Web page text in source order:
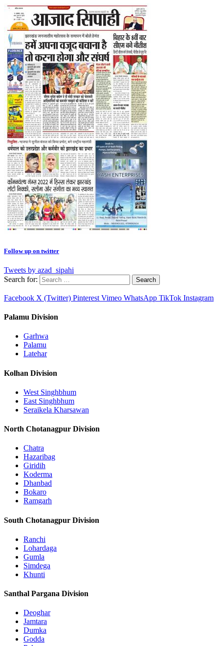
Follow up on twitter
Tweets by azad_sipahi
Search for:
Facebook X (Twitter) Pinterest Vimeo WhatsApp TikTok Instagram
Palamu Division
Garhwa
Palamu
Latehar
Kolhan Division
West Singhbhum
East Singhbhum
Seraikela Kharsawan
North Chotanagpur Division
Chatra
Hazaribag
Giridih
Koderma
Dhanbad
Bokaro
Ramgarh
South Chotanagpur Division
Ranchi
Lohardaga
Gumla
Simdega
Khunti
Santhal Pargana Division
Deoghar
Jamtara
Dumka
Godda